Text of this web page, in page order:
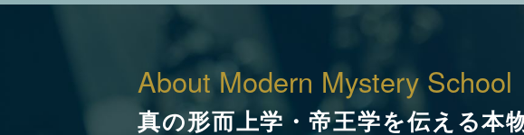
About Modern Mystery School
真の形而上学・帝王学を伝える本